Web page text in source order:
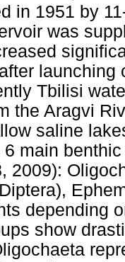
in 1951 by
was
launching
Tbilisi
the Aragvi
saline
main
2009):
depending
show